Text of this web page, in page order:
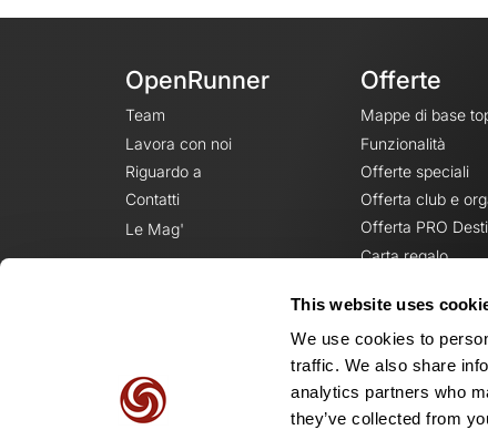
This website uses
We use cookies to
traffic. We also share
analytics partners who
they’ve collected from
OpenRunner
Team
Lavora con noi
Riguardo a
Contatti
Le Mag'
Offerte
Mappe di base
Funzionalità
Offerte speciali
Offerta club e
Offerta PRO
Carta regalo